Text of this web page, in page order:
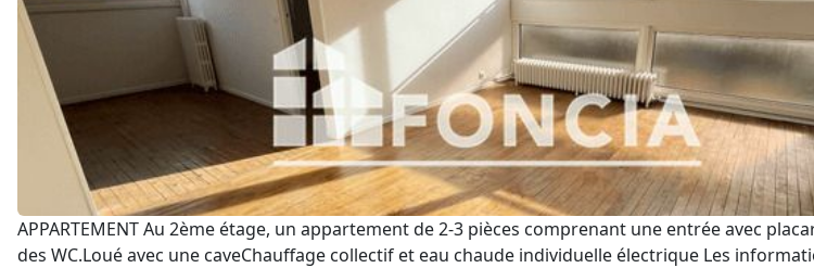
APPARTEMENT Au 2ème étage, un appartement de 2-3 pièces comprenant une entrée avec
des WC.Loué avec une caveChauffage collectif et eau chaude individuelle électrique Les